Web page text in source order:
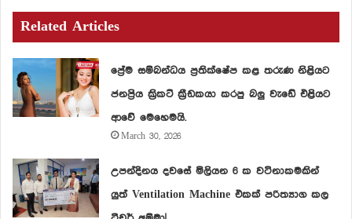
Related Articles
ප්‍රේම සම්බන්ධය ප්‍රතික්ෂේප කළ තරුණ නිළියට
ජනප්‍රිය ක්‍රිකට් ක්‍රීඩකයා කරපු බලු වැඩේ එළියට
ආවේ මෙහෙමයි.
March 30, 2026
උපන්දිනය දවසේ මිලියන 6 ක වටිනාකමකින්
යුත් Ventilation Machine එකක් පරිත්‍යාග කල